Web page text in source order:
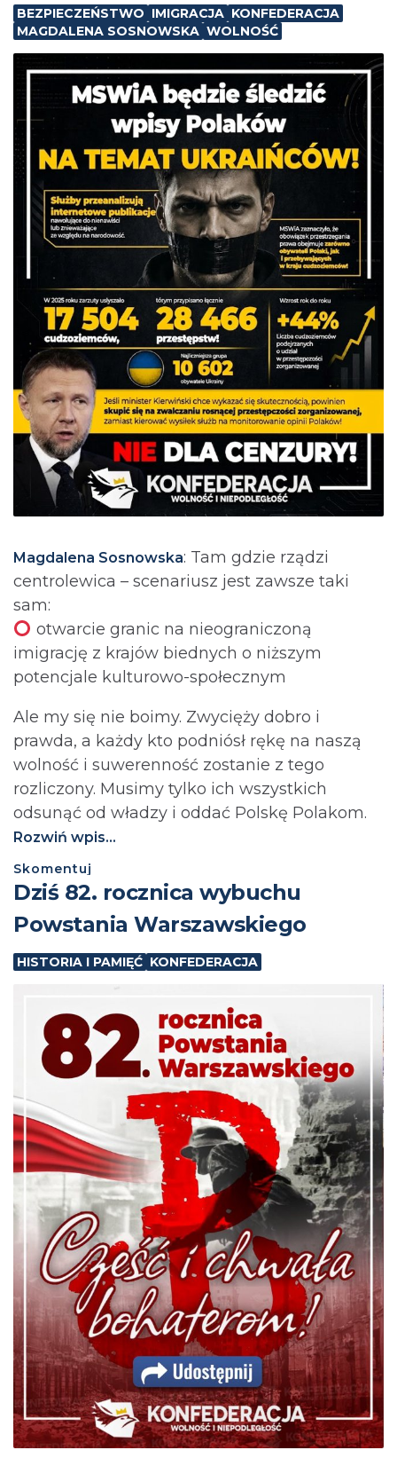
BEZPIECZEŃSTWO IMIGRACJA KONFEDERACJA
MAGDALENA SOSNOWSKA WOLNOŚĆ
Magdalena Sosnowska: Tam gdzie rządzi
centrolewica – scenariusz jest zawsze taki
sam:
otwarcie granic na nieograniczoną
imigrację z krajów biednych o niższym
potencjale kulturowo-społecznym
Ale my się nie boimy. Zwycięży dobro i
prawda, a każdy kto podniósł rękę na naszą
wolność i suwerenność zostanie z tego
rozliczony. Musimy tylko ich wszystkich
odsunąć od władzy i oddać Polskę Polakom.
Rozwiń wpis...
Skomentuj
Dziś 82. rocznica wybuchu
Powstania Warszawskiego
HISTORIA I PAMIĘĆ KONFEDERACJA